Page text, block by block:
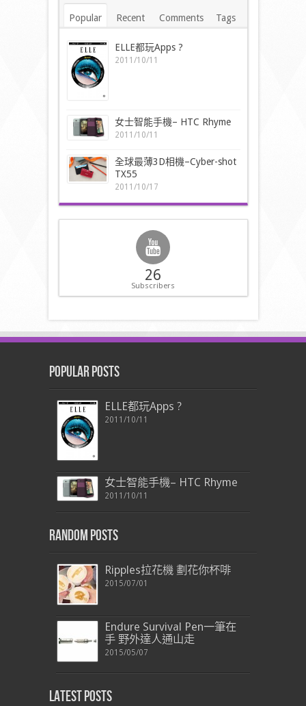
Popular Recent Comments Tags
ELLE都玩Apps ?
2011/10/11
女士智能手機– HTC Rhyme
2011/10/11
全球最薄3D相機–Cyber-shot
TX55
2011/10/17
26
Subscribers
Popular Posts
ELLE都玩Apps ?
2011/10/11
女士智能手機– HTC Rhyme
2011/10/11
Random Posts
Ripples拉花機 劃花你杯啡
2015/07/01
Endure Survival Pen一筆在
手 野外達人通山走
2015/05/07
Latest Posts